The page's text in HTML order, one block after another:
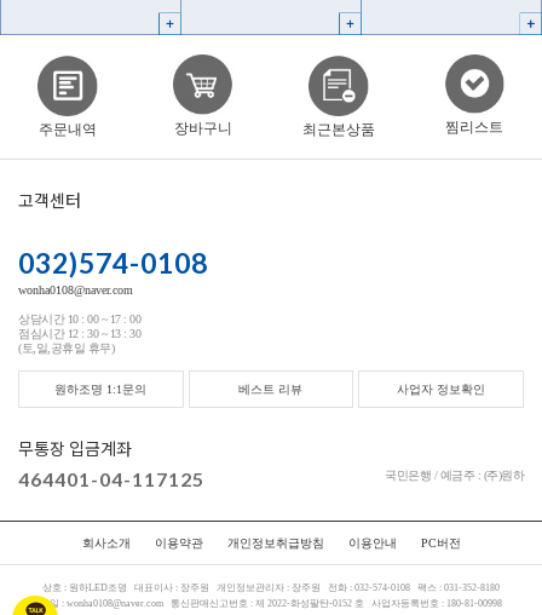
주문내역 장바구니 최근본상품 찜리스트
고객센터
032)574-0108
wonha0108@naver.com
상담시간 10 : 00 ~ 17 : 00
점심시간 12 : 30 ~ 13 : 30
(토,일,공휴일 휴무)
원하조명 1:1문의 베스트 리뷰 사업자 정보확인
무통장 입금계좌
464401-04-117125 국민은행 / 예금주 : (주)원하
회사소개 이용약관 개인정보취급방침 이용안내 PC버전
상호 : 원하LED조명 대표이사 : 장주원 개인정보관리자 : 장주원 전화 : 032-574-0108 팩스 : 031-352-8180
메일 : wonha0108@naver.com 통신판매신고번호 : 제 2022-화성팔탄-0152 호 사업자등록번호 : 180-81-00998